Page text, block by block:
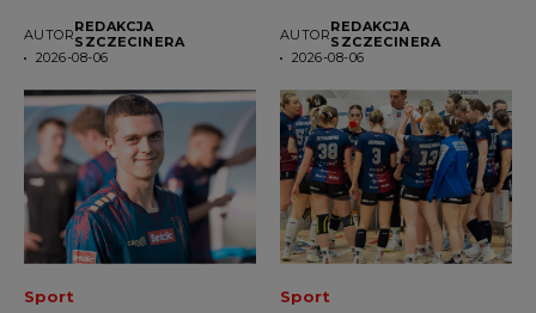
zespołu dołączył...
AUTORREDAKCJA
SZCZECINERA
2026-08-06
Felber,...
AUTORREDAKCJA
SZCZECINERA
2026-08-06
Sport Sport